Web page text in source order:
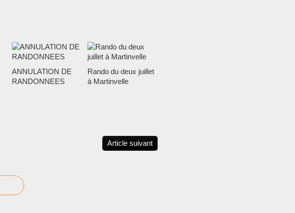
ANNULATION DE
RANDONNEES
Rando du deux juillet
à Martinvelle
Article suivant